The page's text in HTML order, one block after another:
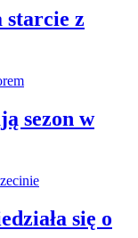
starcie z
sezon w
się o